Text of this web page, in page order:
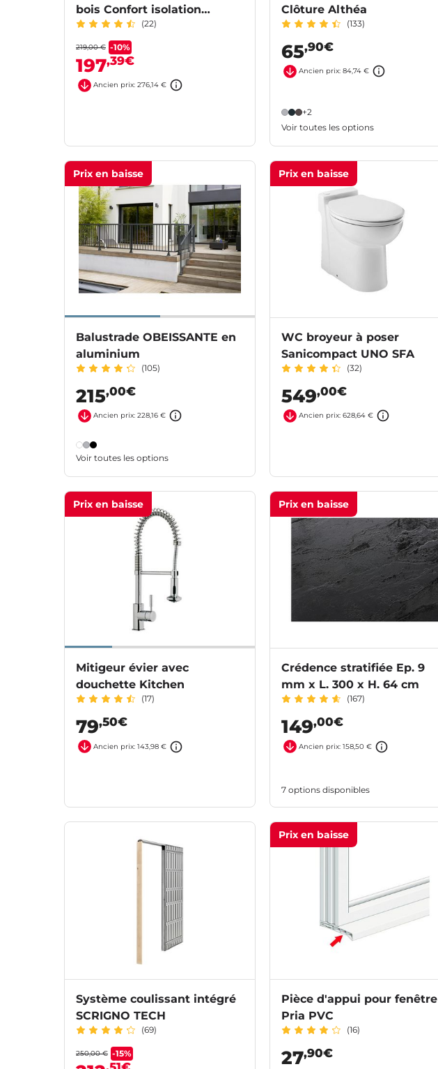
bois Confort isolation
renforcée
(22)
219,00 € -10%
197,39€
Ancien prix: 276,14 €
Clôture Althéa
(133)
65,90€
Ancien prix: 84,74 €
+2
Voir toutes les options
Prix en baisse
Balustrade OBEISSANTE en
aluminium
(105)
215,00€
Ancien prix: 228,16 €
Voir toutes les options
Prix en baisse
WC broyeur à poser
Sanicompact UNO SFA
(32)
549,00€
Ancien prix: 628,64 €
Prix en baisse
Mitigeur évier avec
douchette Kitchen
(17)
79,50€
Ancien prix: 143,98 €
Prix en baisse
Crédence stratifiée Ep. 9
mm x L. 300 x H. 64 cm
(167)
149,00€
Ancien prix: 158,50 €
7 options disponibles
Système coulissant intégré
SCRIGNO TECH
(69)
250,00 € -15%
Prix en baisse
Pièce d'appui pour fenêtre
Pria PVC
(16)
27,90€